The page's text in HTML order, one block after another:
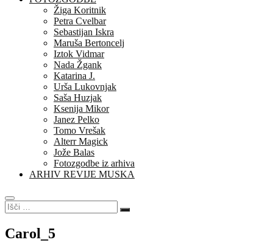
Žiga Koritnik
Petra Cvelbar
Sebastijan Iskra
Maruša Bertoncelj
Iztok Vidmar
Nada Žgank
Katarina J.
Urša Lukovnjak
Saša Huzjak
Ksenija Mikor
Janez Pelko
Tomo Vrešak
Alterr Magick
Jože Balas
Fotozgodbe iz arhiva
ARHIV REVIJE MUSKA
Išči
…
Carol_5